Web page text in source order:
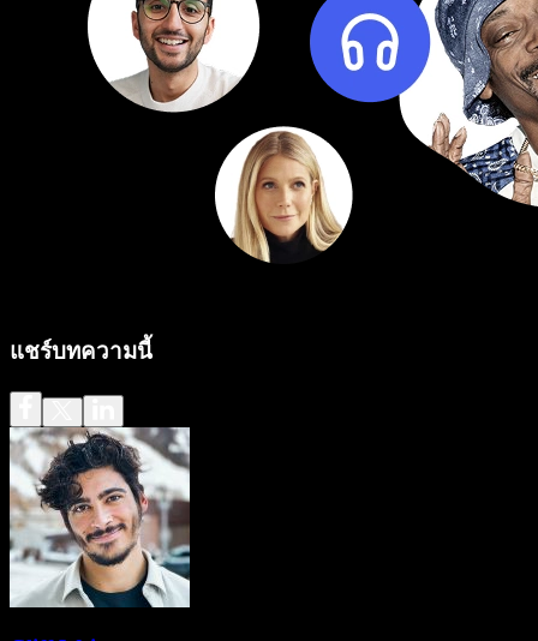
แชร์บทความนี้